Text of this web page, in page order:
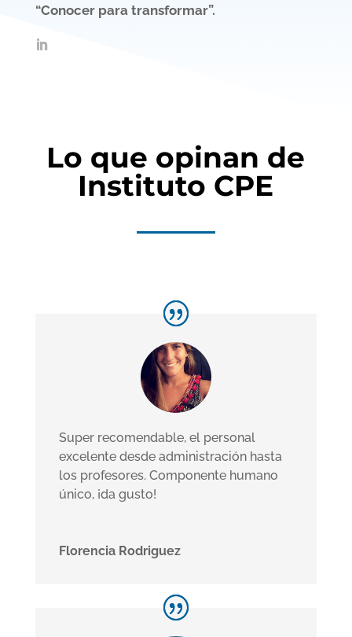
“Conocer para transformar”.
Lo que opinan de
Instituto CPE
Super recomendable, el personal
excelente desde administración hasta
los profesores. Componente humano
único, ¡da gusto!
Florencia Rodriguez